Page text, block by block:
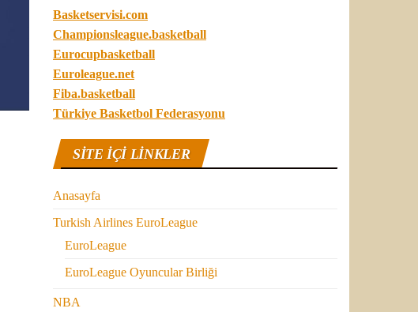
Basketservisi.com
Championsleague.basketball
Eurocupbasketball
Euroleague.net
Fiba.basketball
Türkiye Basketbol Federasyonu
SITE IÇI LINKLER
Anasayfa
Turkish Airlines EuroLeague
EuroLeague
EuroLeague Oyuncular Birliği
NBA